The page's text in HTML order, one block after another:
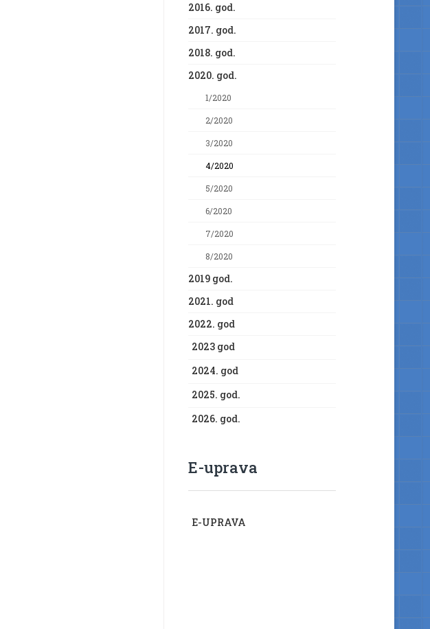
2016. god.
2017. god.
2018. god.
2020. god.
1/2020
2/2020
3/2020
4/2020
5/2020
6/2020
7/2020
8/2020
2019 god.
2021. god
2022. god
2023 god
2024. god
2025. god.
2026. god.
E-uprava
E-UPRAVA